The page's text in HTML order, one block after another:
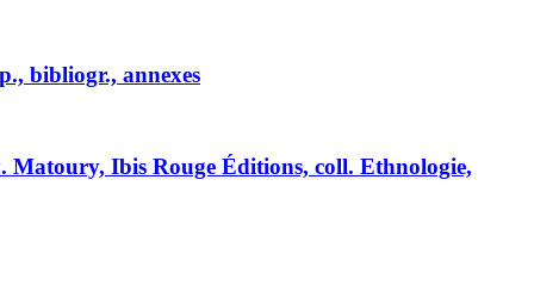
bibliogr., annexes
. Matoury, Ibis Rouge Éditions, coll. Ethnologie,